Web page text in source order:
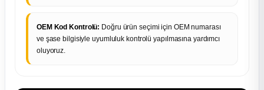
OEM Kod Kontrolü: Doğru ürün seçimi için OEM numarası
ve şase bilgisiyle uyumluluk kontrolü yapılmasına yardımcı
oluyoruz.